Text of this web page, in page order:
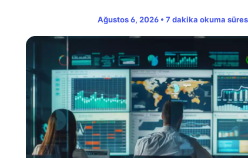
Ağustos 6, 2026 • 7 dakika okuma